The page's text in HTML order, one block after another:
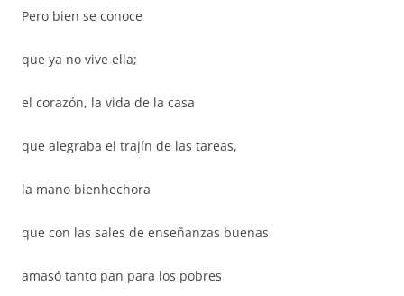
Pero bien se conoce
que ya no vive ella;
el corazón, la vida de la casa
que alegraba el trajín de las tareas,
la mano bienhechora
que con las sales de enseñanzas buenas
amasó tanto pan para los pobres